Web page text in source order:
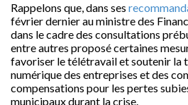
Rappelons que, dans ses
février dernier au ministre des
dans le cadre des consultations
entre autres proposé certaines
favoriser le télétravail et soutenir la
numérique des entreprises et des
compensations pour les pertes
municipaux durant la crise.